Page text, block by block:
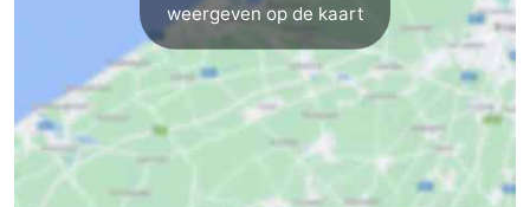
Brugge
Gent
-
Ieper
weergeven op de kaart